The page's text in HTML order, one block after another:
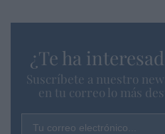
¿Te ha
Suscríbete a nuestro
en tu correo lo más
Tu correo electrónico...